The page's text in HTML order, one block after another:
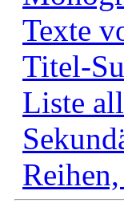
Texte
Titel-
Liste